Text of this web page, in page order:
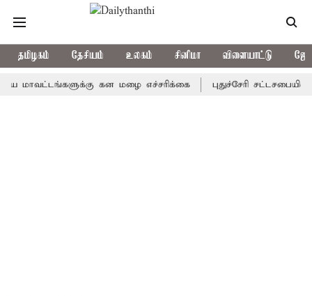
தமிழகம் தேசியம் உலகம் சினிமா விளையாட்டு
கன மழை எச்சரிக்கை புதுச்சேரி சட்டசபையில்